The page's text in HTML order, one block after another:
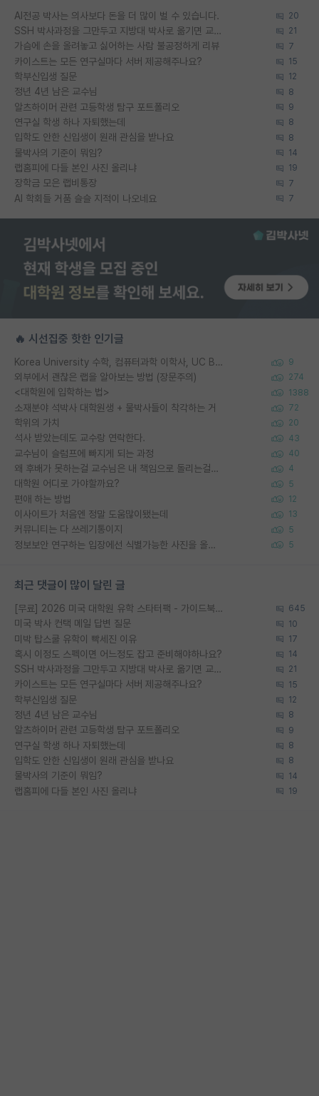
AI전공 박사는 의사보다 돈을 더 많이 벌 수 있습니다. 20
SSH 박사과정을 그만두고 지방대 박사로 옮기면 교수의 꿈은 끝일까요? 21
가슴에 손을 올려놓고 싫어하는 사람 불공정하게 리뷰 7
카이스트는 모든 연구실마다 서버 제공해주나요? 15
학부신입생 질문 12
정년 4년 남은 교수님 8
알츠하이머 관련 고등학생 탐구 포트폴리오 9
연구실 학생 하나 자퇴했는데 8
입학도 안한 신입생이 원래 관심을 받나요 8
물박사의 기준이 뭐임? 14
랩홈피에 다들 본인 사진 올리냐 19
장학금 모은 랩비통장 7
AI 학회들 거품 슬슬 지적이 나오네요 7
🔥 시선집중 핫한 인기글
Korea University 수학, 컴퓨터과학 이학사, UC Berkeley 산업공학 대학원 공학박사가 되는 것은 쉽지 않겠죠? 9
외부에서 괜찮은 랩을 알아보는 방법 (장문주의) 274
<대학원에 입학하는 법> 1388
소재분야 석박사 대학원생 + 물박사들이 착각하는 거 72
학위의 가치 20
석사 받았는데도 교수랑 연락한다. 43
교수님이 슬럼프에 빠지게 되는 과정 40
왜 후배가 못하는걸 교수님은 내 책임으로 돌리는걸까요? 4
대학원 어디로 가야할까요? 5
편애 하는 방법 12
이사이트가 처음엔 정말 도움많이됐는데 13
커뮤니티는 다 쓰레기통이지 5
정보보안 연구하는 입장에선 식별가능한 사진을 올리는건 비추이긴함 5
최근 댓글이 많이 달린 글
[무료] 2026 미국 대학원 유학 스타터팩 - 가이드북 & 합격자 컨택메일 템플릿 645
미국 박사 컨택 메일 답변 질문 10
미박 탑스쿨 유학이 빡세진 이유 17
혹시 이정도 스펙이면 어느정도 잡고 준비해야하나요? 14
SSH 박사과정을 그만두고 지방대 박사로 옮기면 교수의 꿈은 끝일까요? 21
카이스트는 모든 연구실마다 서버 제공해주나요? 15
학부신입생 질문 12
정년 4년 남은 교수님 8
알츠하이머 관련 고등학생 탐구 포트폴리오 9
연구실 학생 하나 자퇴했는데 8
입학도 안한 신입생이 원래 관심을 받나요 8
물박사의 기준이 뭐임? 14
랩홈피에 다들 본인 사진 올리냐 19